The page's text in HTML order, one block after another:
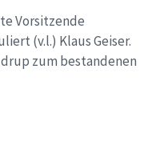
Vorsitzende
(v.l.) Klaus Geiser.
zum bestandenen